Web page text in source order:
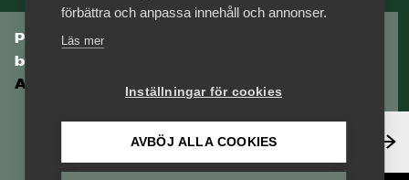
Prenumerera på Tågföretagens
branschnyhetsbrev
Aktuell info direkt i din inkorg.
Anmäl dig här
förbättra och anpassa innehåll och annonser.
Läs mer
Inställningar för cookies
AVBÖJ ALLA COOKIES